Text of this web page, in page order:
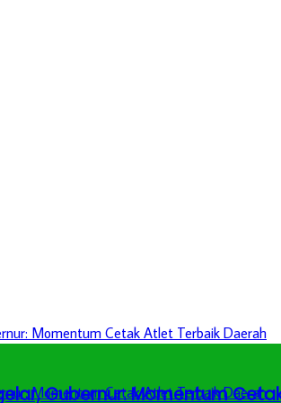
Gubernur: Momentum